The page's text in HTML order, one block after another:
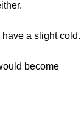
have a slight cold.
become